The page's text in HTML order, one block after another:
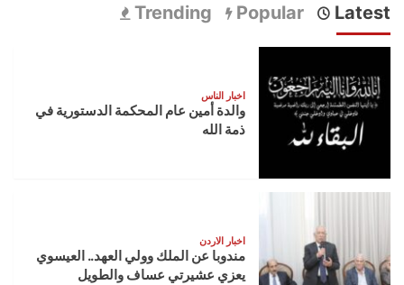
Latest
Popular
Trending
اخبار الناس
والدة أمين عام المحكمة الدستورية في
ذمة الله
اخبار الاردن
مندوبا عن الملك وولي العهد.. العيسوي
يعزي عشيرتي عساف والطويل